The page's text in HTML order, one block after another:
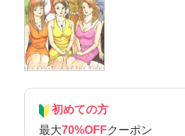
初めての方
最大70%OFFクーポン